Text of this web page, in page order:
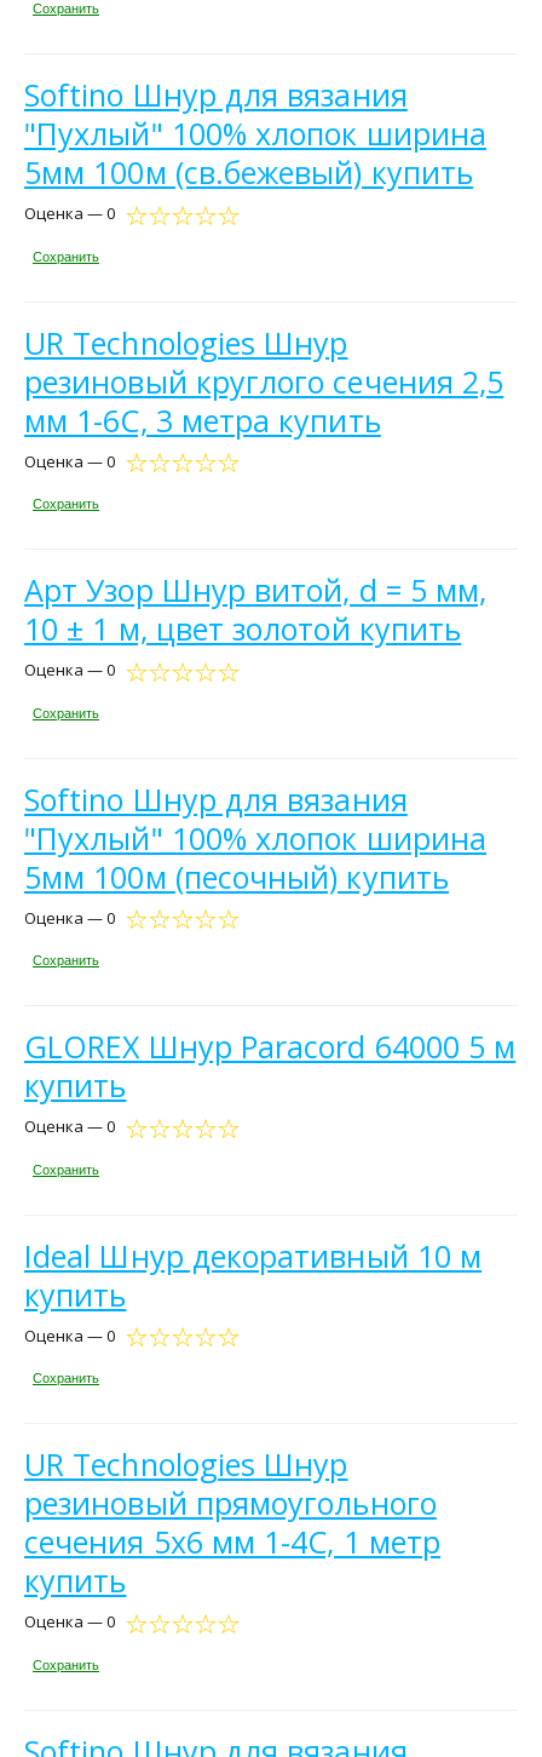
Сохранить
Softino Шнур для вязания
"Пухлый" 100% хлопок ширина
5мм 100м (св.бежевый) купить
Оценка — 0
Сохранить
UR Technologies Шнур
резиновый круглого сечения 2,5
мм 1-6С, 3 метра купить
Оценка — 0
Сохранить
Арт Узор Шнур витой, d = 5 мм,
10 ± 1 м, цвет золотой купить
Оценка — 0
Сохранить
Softino Шнур для вязания
"Пухлый" 100% хлопок ширина
5мм 100м (песочный) купить
Оценка — 0
Сохранить
GLOREX Шнур Paracord 64000 5 м
купить
Оценка — 0
Сохранить
Ideal Шнур декоративный 10 м
купить
Оценка — 0
Сохранить
UR Technologies Шнур
резиновый прямоугольного
сечения 5x6 мм 1-4С, 1 метр
купить
Оценка — 0
Сохранить